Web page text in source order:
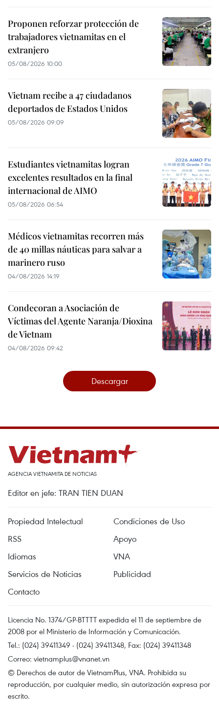
Proponen reforzar protección de
trabajadores vietnamitas en el
extranjero
05/08/2026 10:00
Vietnam recibe a 47 ciudadanos
deportados de Estados Unidos
05/08/2026 09:09
Estudiantes vietnamitas logran
excelentes resultados en la final
internacional de AIMO
05/08/2026 06:54
Médicos vietnamitas recorren más
de 40 millas náuticas para salvar a
marinero ruso
04/08/2026 14:19
Condecoran a Asociación de
Víctimas del Agente Naranja/Dioxina
de Vietnam
04/08/2026 09:42
Descargar
AGENCIA VIETNAMITA DE NOTICIAS
Editor en jefe: TRAN TIEN DUAN
Propiedad Intelectual
Condiciones de Uso
RSS
Apoyo
Idiomas
VNA
Servicios de Noticias
Publicidad
Contacto
Licencia No. 1374/GP-BTTTT expedida el 11 de septiembre de
2008 por el Ministerio de Información y Comunicación.
Tel.: (024) 39411349 - (024) 39411348, Fax: (024) 39411348
Correo: vietnamplus@vnanet.vn
© Derechos de autor de VietnamPlus, VNA. Prohibida su
reproducción, por cualquier medio, sin autorización expresa por
escrito.